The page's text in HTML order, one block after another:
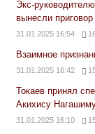
Экс-
вынесли
31.01.2025 16:54
Взаимное
31.01.2025 16:42
Токаев принял
Акихису
31.01.2025 16:10